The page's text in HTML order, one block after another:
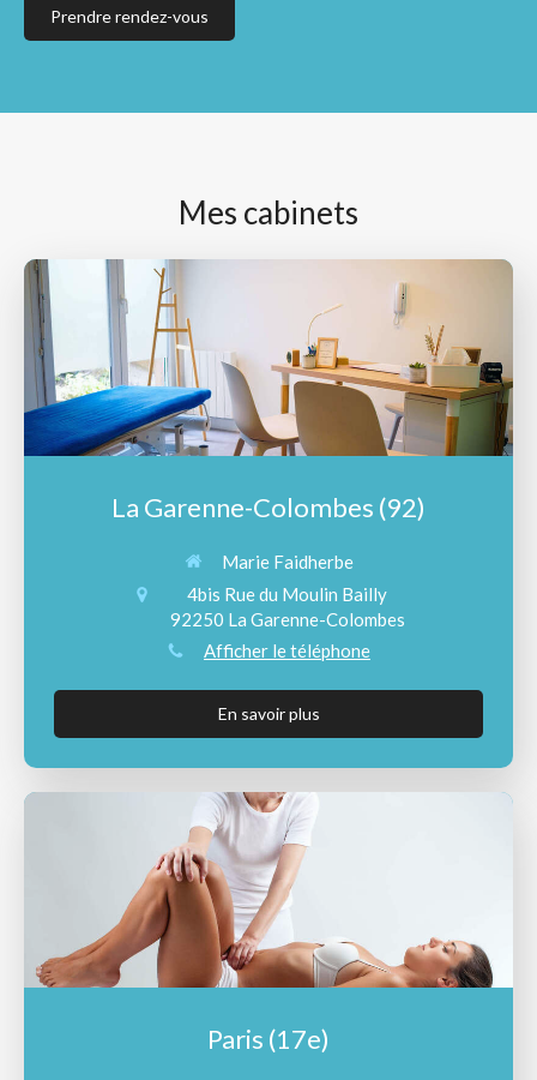
Prendre rendez-vous
Mes cabinets
La Garenne-Colombes (92)
Marie Faidherbe
4bis Rue du Moulin Bailly
92250 La Garenne-Colombes
Afficher le téléphone
En savoir plus
Paris (17e)